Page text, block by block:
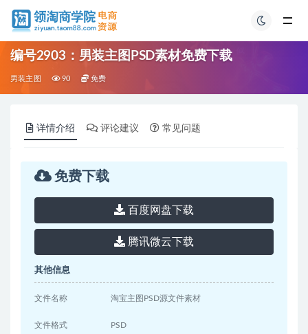
编号2903：男装主图PSD素材免费下载
男装主图 90 免费
详情介绍 评论建议 常见问题
免费下载
百度网盘下载
腾讯微云下载
其他信息
文件名称 淘宝主图PSD源文件素材
文件格式 PSD